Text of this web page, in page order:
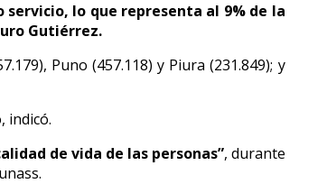
servicio, lo que representa al 9% de la
Gutiérrez.
Puno (457.118) y Piura (231.849); y
indicó.
de vida de las personas”, durante